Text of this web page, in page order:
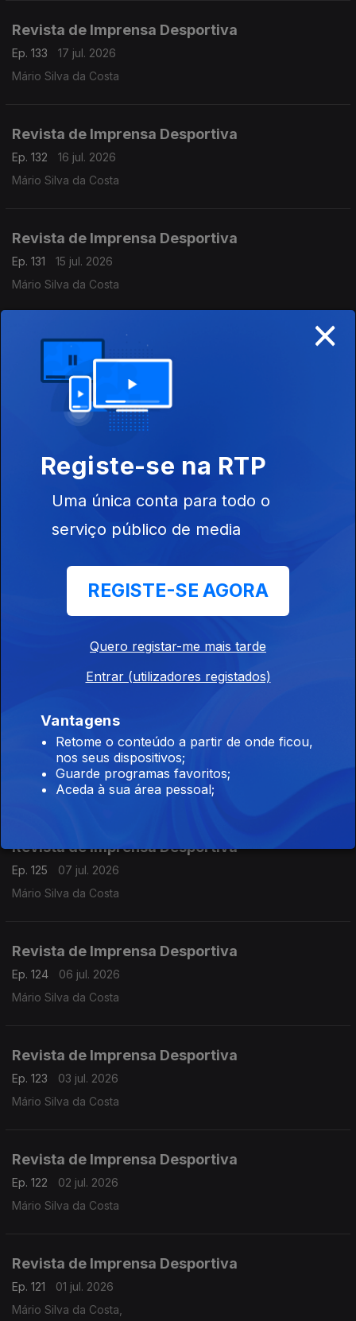
Revista de Imprensa Desportiva
Ep. 133
17 jul. 2026
Mário Silva da Costa
Revista de Imprensa Desportiva
Ep. 132
16 jul. 2026
Mário Silva da Costa
Revista de Imprensa Desportiva
Ep. 131
15 jul. 2026
Mário Silva da Costa
Revista de Imprensa Desportiva
14 jul. 2026
Mário Silva da Costa
Ep. 129
13 jul. 2026
Mário Silva da Costa
10 jul. 2026
Revista de Imprensa Desportiva
Mário Silva da Costa,
Revista de Imprensa Desportiva
08 jul. 2026
Mário Silva da Costa
Revista de Imprensa Desportiva
Ep. 125
07 jul. 2026
Mário Silva da Costa
Revista de Imprensa Desportiva
Ep. 124
06 jul. 2026
Mário Silva da Costa
Revista de Imprensa Desportiva
Ep. 123
03 jul. 2026
Mário Silva da Costa
Revista de Imprensa Desportiva
Ep. 122
02 jul. 2026
Mário Silva da Costa
Revista de Imprensa Desportiva
Ep. 121
01 jul. 2026
Mário Silva da Costa,
×
Registe-se na RTP
Uma única conta para todo o
serviço público de media
REGISTE-SE AGORA
Quero registar-me mais tarde
Entrar (utilizadores registados)
Vantagens
Retome o conteúdo a partir de onde ficou,
nos seus dispositivos;
Guarde programas favoritos;
Aceda à sua área pessoal;